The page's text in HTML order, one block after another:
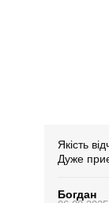
Якість
Дуже
Богдан